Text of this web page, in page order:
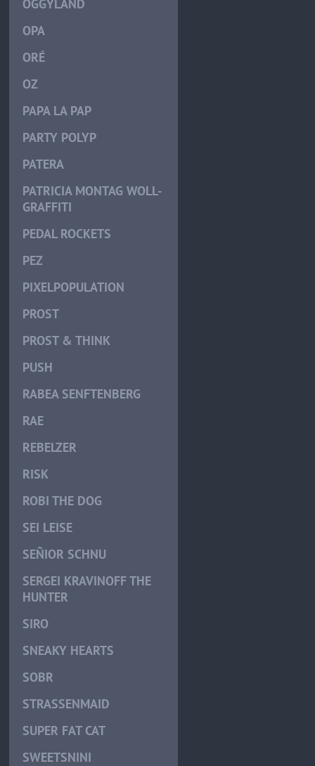
OGGYLÄND
OPA
ORÉ
OZ
PAPA LA PAP
PARTY POLYP
PATERA
PATRICIA MONTAG WOLL-
GRAFFITI
PEDAL ROCKETS
PEZ
PIXELPOPULATION
PROST
PROST & THINK
PUSH
RABEA SENFTENBERG
RAE
REBELZER
RISK
ROBI THE DOG
SEI LEISE
SEÑIOR SCHNU
SERGEI KRAVINOFF THE
HUNTER
SIRO
SNEAKY HEARTS
SOBR
STRASSENMAID
SUPER FAT CAT
SWEETSNINI